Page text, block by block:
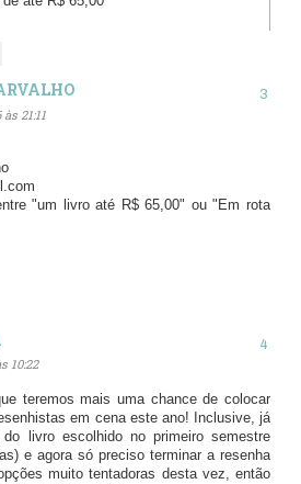
21:11
"um livro até R$ 65,00" ou "Em rota
10:22
teremos mais uma chance de colocar
em cena este ano! Inclusive, já
livro escolhido no primeiro semestre
e agora só preciso terminar a resenha
muito tentadoras desta vez, então